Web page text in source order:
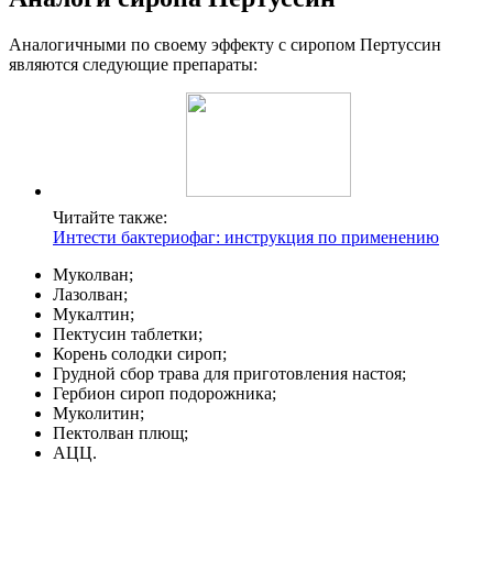
Аналогичными по своему эффекту с сиропом Пертуссин
являются следующие препараты:
Читайте также:
Интести бактериофаг: инструкция по применению
Муколван;
Лазолван;
Мукалтин;
Пектусин таблетки;
Корень солодки сироп;
Грудной сбор трава для приготовления настоя;
Гербион сироп подорожника;
Муколитин;
Пектолван плющ;
АЦЦ.